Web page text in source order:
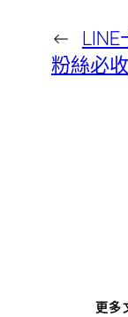
←
粉絲必收
更多